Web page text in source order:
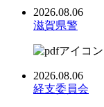
2026.08.06
滋賀県警
2026.08.06
経支委員会